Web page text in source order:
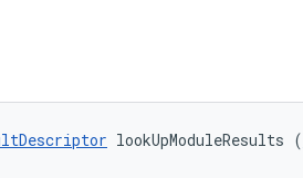
lookUpModuleResults (